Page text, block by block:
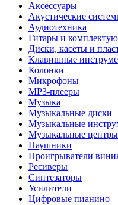
Аксессуары
Акустические
Аудиотехника
Гитары и
Диски, касеты и
Клавишные
Колонки
Микрофоны
МР3-плееры
Музыка
Музыкальные диски
Музыкальные
Музыкальные центры
Наушники
Проигрыватели
Ресиверы
Синтезаторы
Усилители
Цифровые пианино